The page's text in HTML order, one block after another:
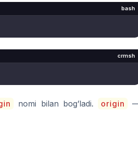
bash
crmsh
nomi bilan bog’ladi. origin